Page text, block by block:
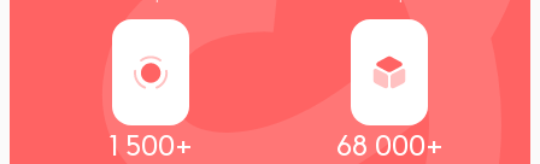
1 500+ 68 000+